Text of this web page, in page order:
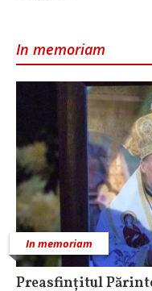
In memoriam
In memoriam
Preasfințitul